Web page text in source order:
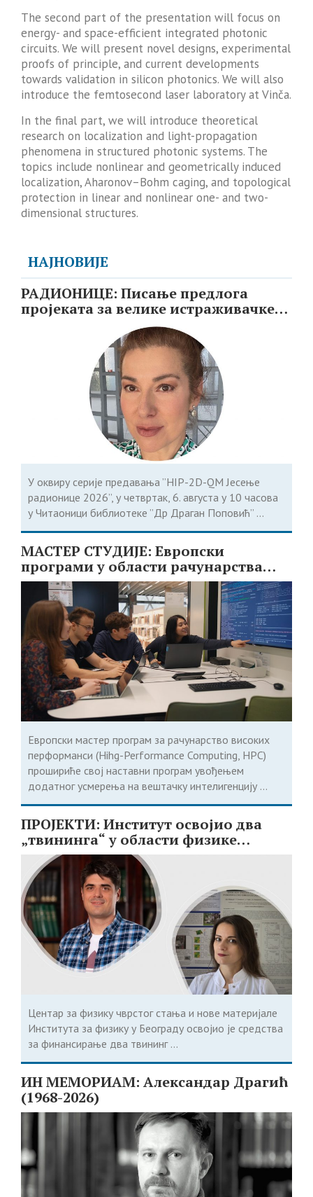
The second part of the presentation will focus on
energy- and space-efficient integrated photonic
circuits. We will present novel designs, experimental
proofs of principle, and current developments
towards validation in silicon photonics. We will also
introduce the femtosecond laser laboratory at Vinča.
In the final part, we will introduce theoretical
research on localization and light-propagation
phenomena in structured photonic systems. The
topics include nonlinear and geometrically induced
localization, Aharonov–Bohm caging, and topological
protection in linear and nonlinear one- and two-
dimensional structures.
НАЈНОВИЈЕ
РАДИОНИЦЕ: Писање предлога
пројеката за велике истраживачке
инфраструктуре
У оквиру серије предавања ”HIP-2D-QM Јесење
радионице 2026”, у четвртак, 6. августа у 10 часова
у Читаоници библиотеке ”Др Драган Поповић” ...
МАСТЕР СТУДИЈЕ: Европски
програми у области рачунарства
доступни студентима из Србије
Европски мастер програм за рачунарство високих
перформанси (Hihg-Performance Computing, HPC)
прошириће свој наставни програм увођењем
додатног усмерења на вештачку интелигенцију ...
ПРОЈЕКТИ: Институт освојио два
„твининга“ у области физике
чврстог стања
Центар за физику чврстог стања и нове материјале
Института за физику у Београду освојио је средства
за финансирање два твининг ...
ИН МЕМОРИАМ: Александар Драгић
(1968-2026)